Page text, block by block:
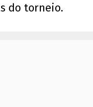
do torneio.